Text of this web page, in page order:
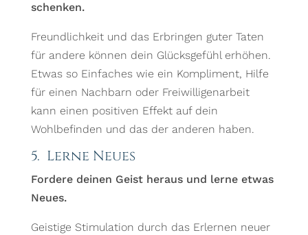
schenken.
Freundlichkeit und das Erbringen guter Taten
für andere können dein Glücksgefühl erhöhen.
Etwas so Einfaches wie ein Kompliment, Hilfe
für einen Nachbarn oder Freiwilligenarbeit
kann einen positiven Effekt auf dein
Wohlbefinden und das der anderen haben.
5. Lerne Neues
Fordere deinen Geist heraus und lerne etwas
Neues.
Geistige Stimulation durch das Erlernen neuer